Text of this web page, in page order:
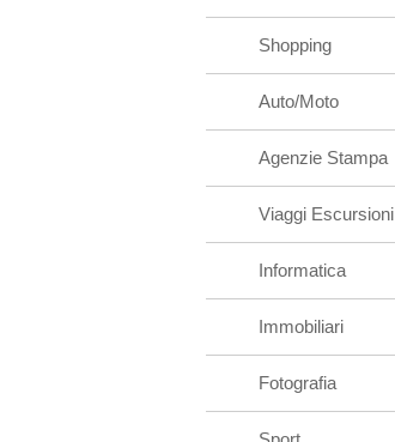
Shopping
Auto/Moto
Agenzie Stampa
Viaggi Escursioni
Informatica
Immobiliari
Fotografia